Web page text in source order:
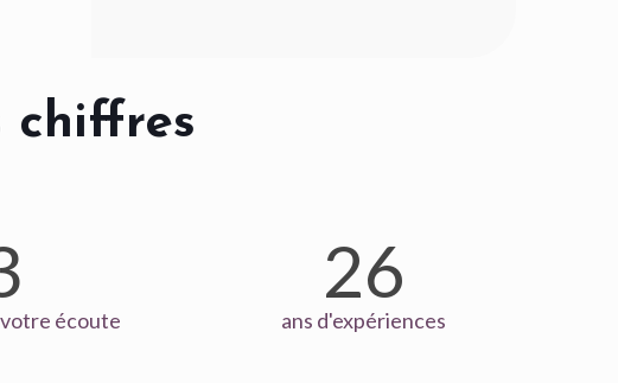
chiffres
écoute
26
ans d'expériences